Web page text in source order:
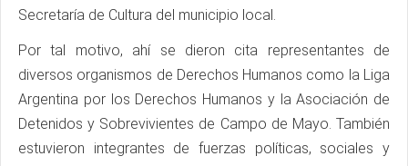
Secretaría de Cultura del municipio local.
Por tal motivo, ahí se dieron cita representantes de
diversos organismos de Derechos Humanos como la Liga
Argentina por los Derechos Humanos y la Asociación de
Detenidos y Sobrevivientes de Campo de Mayo. También
estuvieron integrantes de fuerzas políticas, sociales y